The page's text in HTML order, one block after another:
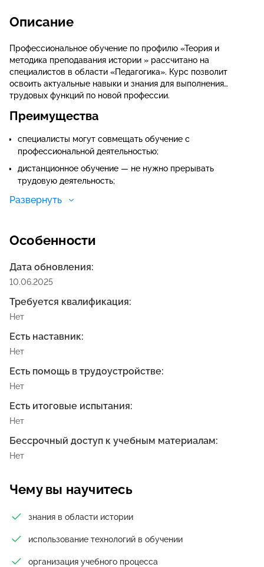
Описание
Профессиональное обучение по профилю «Теория и
методика преподавания истории » рассчитано на
специалистов в области «Педагогика». Курс позволит
освоить актуальные навыки и знания для выполнения
трудовых функций по новой профессии.
Преимущества
специалисты могут совмещать обучение с
профессиональной деятельностью;
дистанционное обучение — не нужно прерывать
трудовую деятельность;
строгого расписания нет — доступ к сайту
недорого;
Развернуть
Особенности
Дата обновления:
10.06.2025
Требуется квалификация:
Нет
Есть наставник:
Нет
Есть помощь в трудоустройстве:
Нет
Есть итоговые испытания:
Нет
Бессрочный доступ к учебным материалам:
Нет
Чему вы научитесь
знания в области истории
использование технологий в обучении
организация учебного процесса